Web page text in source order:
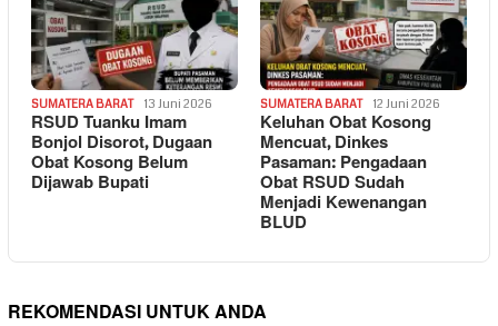
SUMATERA BARAT 13 Juni 2026
RSUD Tuanku Imam
Bonjol Disorot, Dugaan
Obat Kosong Belum
Dijawab Bupati
SUMATERA BARAT 12 Juni 2026
Keluhan Obat Kosong
Mencuat, Dinkes
Pasaman: Pengadaan
Obat RSUD Sudah
Menjadi Kewenangan
BLUD
REKOMENDASI UNTUK ANDA